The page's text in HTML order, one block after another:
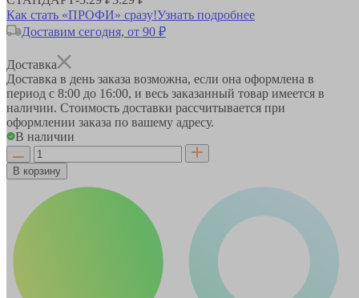
Как стать «ПРОФИ» сразу!Узнать подробнее
Доставим сегодня, от 90 ₽
Доставка
Доставка в день заказа возможна, если она оформлена в
период с 8:00 до 16:00, и весь заказанный товар имеется в
наличии. Стоимость доставки рассчитывается при
оформлении заказа по вашему адресу.
В наличии
В корзину